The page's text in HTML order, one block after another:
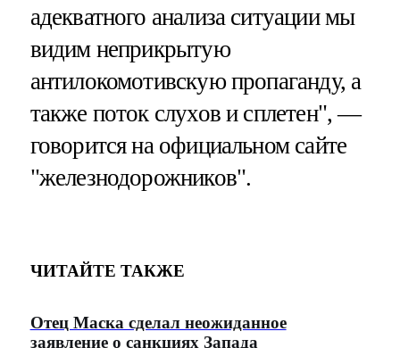
адекватного анализа ситуации мы
видим неприкрытую
антилокомотивскую пропаганду, а
также поток слухов и сплетен", —
говорится на официальном сайте
"железнодорожников".
ЧИТАЙТЕ ТАКЖЕ
Отец Маска сделал неожиданное
заявление о санкциях Запада